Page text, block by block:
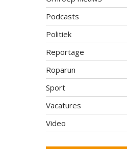
Podcasts
Politiek
Reportage
Roparun
Sport
Vacatures
Video